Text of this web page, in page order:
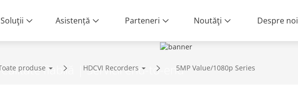
Soluţii Asistență Parteneri Noutăţi Despre noi
fiabilă | Servicii end-to-end
produse HDCVI Recorders 5MP Value/1080p Series